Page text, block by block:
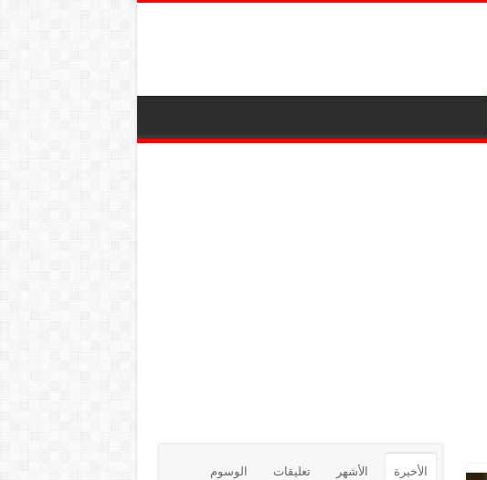
الأخيرة الأشهر تعليقات الوسوم